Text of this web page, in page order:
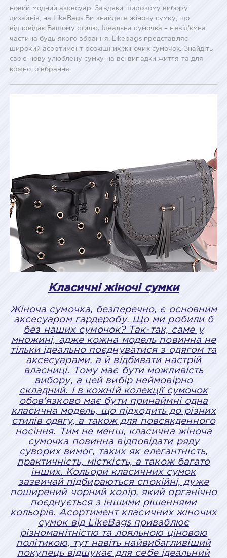
новий модний аксесуар. Завдяки широкому вибору
дизайнів, на LikeBags Ви знайдете жіночу сумку, що
відповідає Вашому стилю. Ідеальна сумочка – невід'ємна
частина будь-якого вбрання. Likebags представляє
широкий асортимент розкішних жіночих сумочок. Знайдіть
свою нову улюблену сумку на всі випадки життя та для
кожного вбрання.
Класичні жіночі сумки
Жіноча сумочка, безперечно, є основним
аксесуаром гардеробу. Що ми робили б
без наших сумочок? Так-так, саме у
множині, адже кожна модель повинна не
тільки ідеально поєднуватися з одягом та
аксесуарами, а й відбивати настрій
власниці. Тому має бути можливість
вибору, а цей вибір неймовірно
складний. І в кожній колекції сумочок
обов'язково має бути принаймні одна
класична модель, що підходить до різних
стилів одягу, а також для повсякденного
носіння. Тим не менш, класична жіноча
сумочка повинна відповідати ряду
суворих вимог, таких як елегантність,
практичність, місткість, а також багато
інших. Кольори класичних сумок
зазвичай підбираються спокійні, дуже
поширений чорний колір, який органічно
поєднується з іншими рішеннями
кольорів. Асортимент класичних жіночих
сумок від LikeBags приваблює
різноманітністю та лояльною ціновою
політикою, тут навіть найвибагливіший
покупець відшукає для себе ідеальний